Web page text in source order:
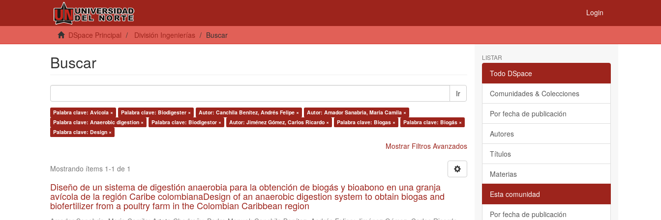
Login
DSpace Principal División Ingenierías Buscar
Buscar
Ir
Palabra clave: Avícola × Palabra clave: Biodigester × Autor: Canchila Benítez, Andrés Felipe ×
Autor: Amador Sanabria, Maria Camila ×
Palabra clave: Anaerobic digestion ×
Palabra clave: Biodigestor × Autor: Jiménez Gómez, Carlos Ricardo × Palabra clave: Biogas ×
Palabra clave: Biogás ×
Palabra clave: Design ×
Mostrar Filtros Avanzados
Mostrando ítems 1-1 de 1
Diseño de un sistema de digestión anaerobia para la obtención de biogás y bioabono en una granja
avícola de la región Caribe colombianaDesign of an anaerobic digestion system to obtain biogas and
biofertilizer from a poultry farm in the Colombian Caribbean region
LISTAR
Todo DSpace
Comunidades & Colecciones
Por fecha de publicación
Autores
Títulos
Materias
Esta comunidad
Por fecha de publicación